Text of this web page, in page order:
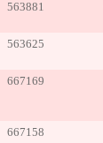
563881
563625
667169
667158